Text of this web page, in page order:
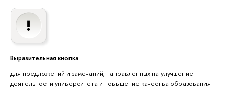
Выразительная кнопка
для предложений и замечаний, направленных на улучшение
деятельности университета и повышение качества образования